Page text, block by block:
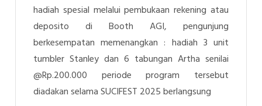
hadiah spesial melalui pembukaan rekening atau
deposito di Booth AGI, pengunjung
berkesempatan memenangkan : hadiah 3 unit
tumbler Stanley dan 6 tabungan Artha senilai
@Rp.200.000 periode program tersebut
diadakan selama SUCIFEST 2025 berlangsung